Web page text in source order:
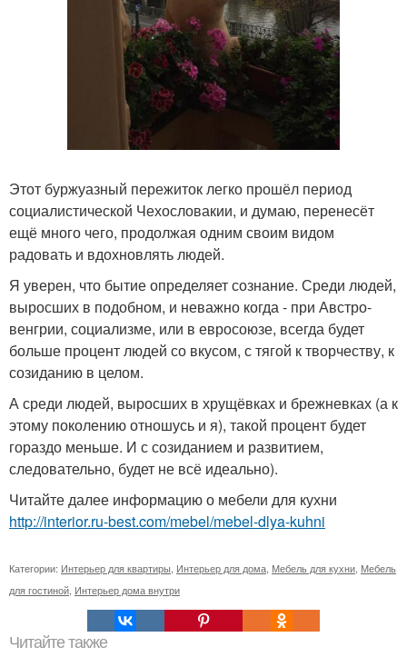
Этот буржуазный пережиток легко прошёл период
социалистической Чехословакии, и думаю, перенесёт
ещё много чего, продолжая одним своим видом
радовать и вдохновлять людей.
Я уверен, что бытие определяет сознание. Среди людей,
выросших в подобном, и неважно когда - при Австро-
венгрии, социализме, или в евросоюзе, всегда будет
больше процент людей со вкусом, с тягой к творчеству, к
созиданию в целом.
А среди людей, выросших в хрущёвках и брежневках (а к
этому поколению отношусь и я), такой процент будет
гораздо меньше. И с созиданием и развитием,
следовательно, будет не всё идеально).
Читайте далее информацию о мебели для кухни
http://interior.ru-best.com/mebel/mebel-dlya-kuhni
Категории: Интерьер для квартиры Интерьер для дома Мебель для кухни Мебель
для гостиной Интерьер дома внутри
Читайте также